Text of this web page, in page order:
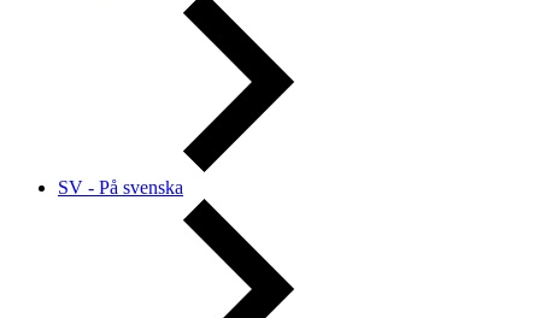
SV - På svenska